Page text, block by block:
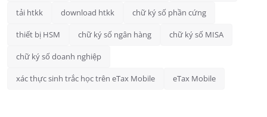
tải htkk download htkk chữ ký số phần cứng
thiết bị HSM chữ ký số ngân hàng chữ ký số MISA
chữ ký số doanh nghiệp
xác thực sinh trắc học trên eTax Mobile eTax Mobile